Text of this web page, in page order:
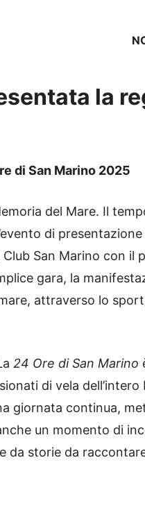
la
di San Marino 2025
del Mare. Il
di
San Marino con il
gara, la
attraverso lo
24 Ore di San Marino
di vela
giornata continua,
un momento di
da storie da